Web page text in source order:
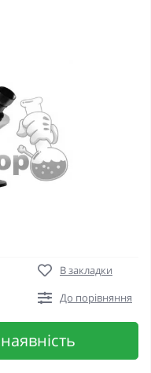
В закладки
До порівняння